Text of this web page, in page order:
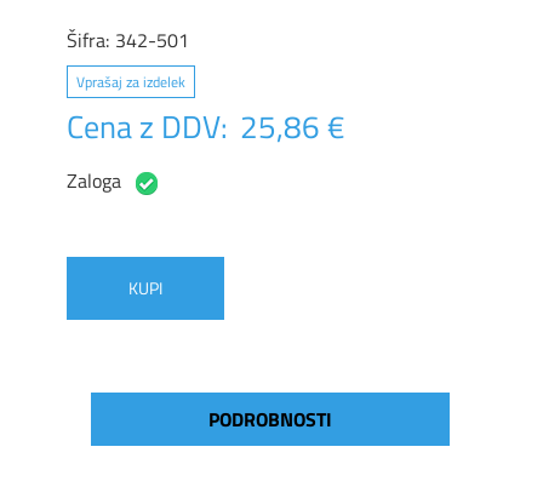
Šifra: 342-501
Vprašaj za izdelek
Cena z DDV: 25,86 €
Zaloga
KUPI
PODROBNOSTI